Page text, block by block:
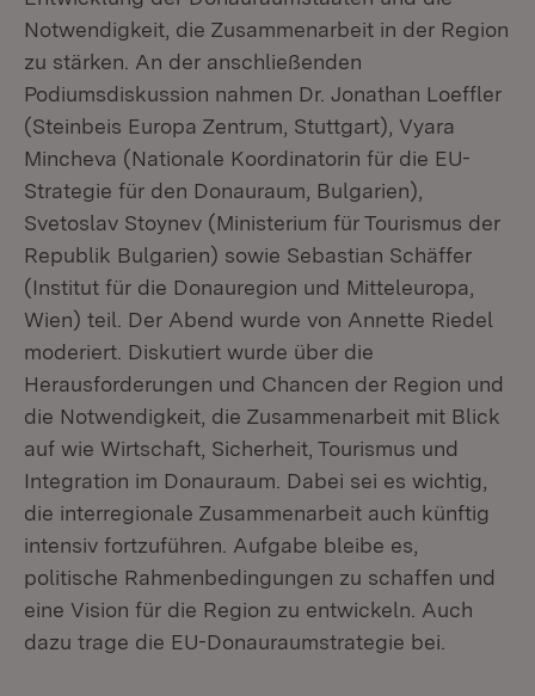
Notwendigkeit, die Zusammenarbeit in der Region
zu stärken. An der anschließenden
Podiumsdiskussion nahmen Dr. Jonathan Loeffler
(Steinbeis Europa Zentrum, Stuttgart), Vyara
Mincheva (Nationale Koordinatorin für die EU-
Strategie für den Donauraum, Bulgarien),
Svetoslav Stoynev (Ministerium für Tourismus der
Republik Bulgarien) sowie Sebastian Schäffer
(Institut für die Donauregion und Mitteleuropa,
Wien) teil. Der Abend wurde von Annette Riedel
moderiert. Diskutiert wurde über die
Herausforderungen und Chancen der Region und
die Notwendigkeit, die Zusammenarbeit mit Blick
auf wie Wirtschaft, Sicherheit, Tourismus und
Integration im Donauraum. Dabei sei es wichtig,
die interregionale Zusammenarbeit auch künftig
intensiv fortzuführen. Aufgabe bleibe es,
politische Rahmenbedingungen zu schaffen und
eine Vision für die Region zu entwickeln. Auch
dazu trage die EU-Donauraumstrategie bei.